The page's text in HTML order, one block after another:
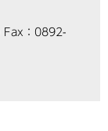
Fax：0892-